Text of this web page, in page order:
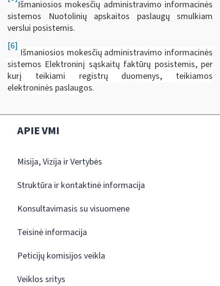
Išmaniosios mokesčių administravimo informacinės
sistemos Nuotolinių apskaitos paslaugų smulkiam
verslui posistemis.
[6]
Išmaniosios mokesčių administravimo informacinės
sistemos Elektroninį sąskaitų faktūrų posistemis, per
kurį teikiami registrų duomenys, teikiamos
elektroninės paslaugos.
APIE VMI
Misija, Vizija ir Vertybės
Struktūra ir kontaktinė informacija
Konsultavimasis su visuomene
Teisinė informacija
Peticijų komisijos veikla
Veiklos sritys